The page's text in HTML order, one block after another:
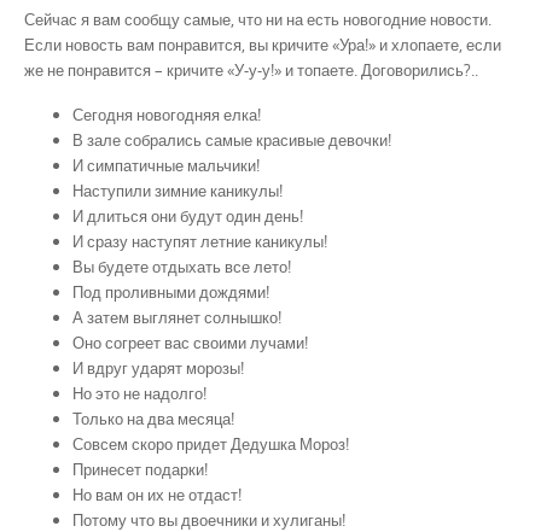
Сейчас я вам сообщу самые, что ни на есть новогодние новости.
Если новость вам понравится, вы кричите «Ура!» и хлопаете, если
же не понравится – кричите «У-у-у!» и топаете. Договорились?..
Сегодня новогодняя елка!
В зале собрались самые красивые девочки!
И симпатичные мальчики!
Наступили зимние каникулы!
И длиться они будут один день!
И сразу наступят летние каникулы!
Вы будете отдыхать все лето!
Под проливными дождями!
А затем выглянет солнышко!
Оно согреет вас своими лучами!
И вдруг ударят морозы!
Но это не надолго!
Только на два месяца!
Совсем скоро придет Дедушка Мороз!
Принесет подарки!
Но вам он их не отдаст!
Потому что вы двоечники и хулиганы!